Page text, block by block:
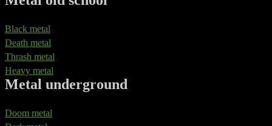
Black metal
Death metal
Thrash metal
Heavy metal
Metal underground
Doom metal